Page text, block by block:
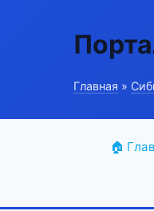
Главная »
🏠